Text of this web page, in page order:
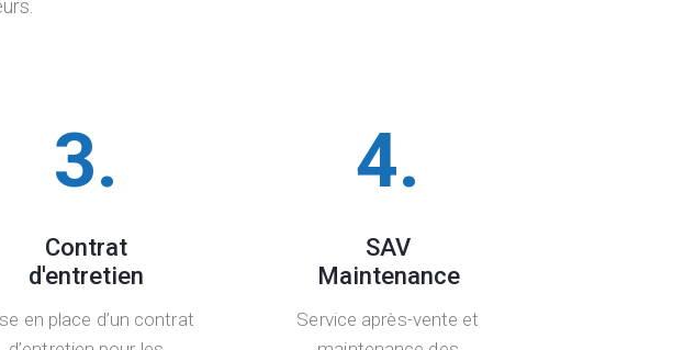
Contrat
d'entretien
en place d’un contrat
SAV
Maintenance
Service après-vente et